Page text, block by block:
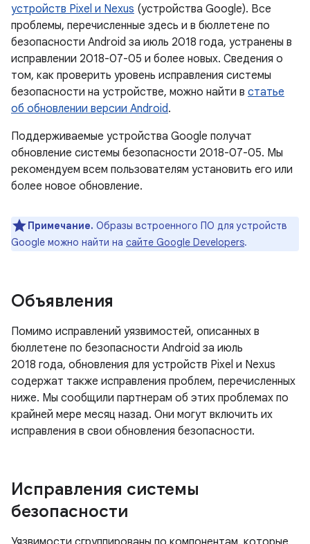
устройств Pixel и Nexus (устройства Google). Все
проблемы, перечисленные здесь и в бюллетене по
безопасности Android за июль 2018 года, устранены в
исправлении 2018-07-05 и более новых. Сведения о
том, как проверить уровень исправления системы
безопасности на устройстве, можно найти в статье
об обновлении версии Android.
Поддерживаемые устройства Google получат
обновление системы безопасности 2018-07-05. Мы
рекомендуем всем пользователям установить его или
более новое обновление.
Примечание. Образы встроенного ПО для устройств
Google можно найти на сайте Google Developers.
Объявления
Помимо исправлений уязвимостей, описанных в
бюллетене по безопасности Android за июль
2018 года, обновления для устройств Pixel и Nexus
содержат также исправления проблем, перечисленных
ниже. Мы сообщили партнерам об этих проблемах по
крайней мере месяц назад. Они могут включить их
исправления в свои обновления безопасности.
Исправления системы
безопасности